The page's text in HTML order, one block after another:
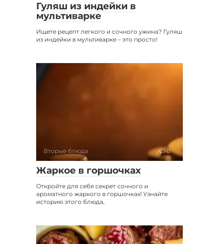
Гуляш из индейки в
мультиварке
Ищете рецепт легкого и сочного ужина? Гуляш
из индейки в мультиварке – это просто!
Вторые блюда 0
Жаркое в горшочках
Откройте для себя секрет сочного и
ароматного жаркого в горшочках! Узнайте
историю этого блюда,